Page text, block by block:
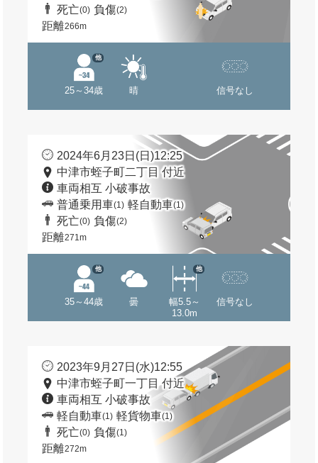
死亡(0) 負傷(2)
距離266m
25～34歳
他
晴 信号なし
2024年6月23日(日)12:25
中津市蛭子町二丁目 付近
車両相互 小破事故
普通乗用車(1) 軽自動車(1)
死亡(0) 負傷(2)
距離271m
35～44歳
他
曇
幅5.5～
13.0m
他
信号なし
2023年9月27日(水)12:55
中津市蛭子町一丁目 付近
車両相互 小破事故
軽自動車(1) 軽貨物車(1)
死亡(0) 負傷(1)
距離272m